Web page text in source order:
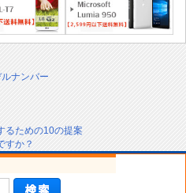
ナンバー
るための10の提案
すか？